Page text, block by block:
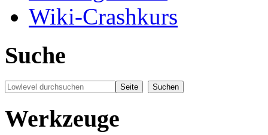
Wiki-Crashkurs
Suche
Werkzeuge